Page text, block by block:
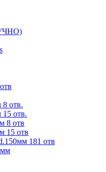
8 отв.
15 отв.
8 отв
15 отв
181 отв